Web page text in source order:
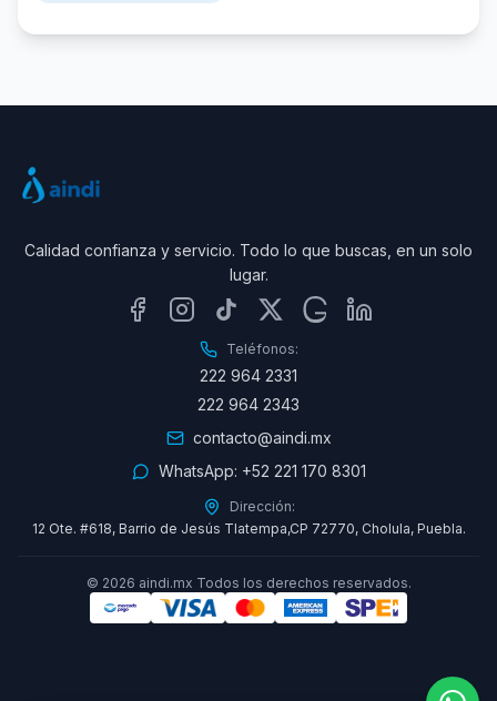
Calidad confianza y servicio. Todo lo que buscas, en un solo
lugar.
Teléfonos:
222 964 2331
222 964 2343
contacto@aindi.mx
WhatsApp: +52 221 170 8301
Dirección:
12 Ote. #618, Barrio de Jesús Tlatempa,CP 72770, Cholula, Puebla.
© 2026 aindi.mx Todos los derechos reservados.